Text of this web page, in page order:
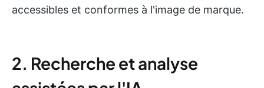
accessibles et conformes à l'image de marque.
2. Recherche et analyse